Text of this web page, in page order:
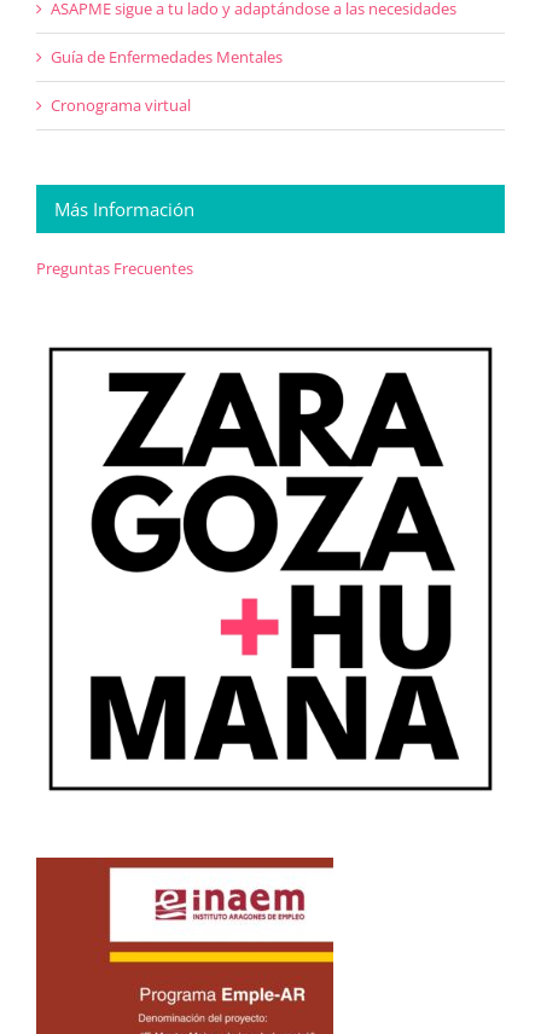
ASAPME sigue a tu lado y adaptándose a las necesidades
Guía de Enfermedades Mentales
Cronograma virtual
Más Información
Preguntas Frecuentes